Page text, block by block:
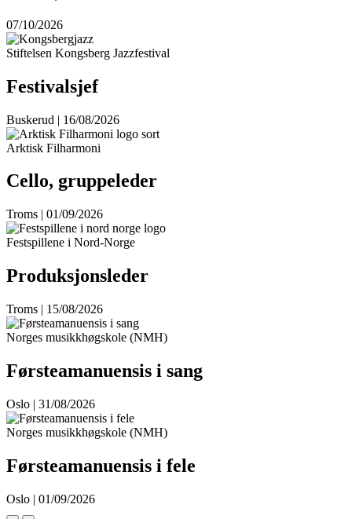
07/10/2026
Stiftelsen Kongsberg Jazzfestival
Festivalsjef
Buskerud | 16/08/2026
Arktisk Filharmoni
Cello, gruppeleder
Troms | 01/09/2026
Festspillene i Nord-Norge
Produksjonsleder
Troms | 15/08/2026
Norges musikkhøgskole (NMH)
Førsteamanuensis i sang
Oslo | 31/08/2026
Norges musikkhøgskole (NMH)
Førsteamanuensis i fele
Oslo | 01/09/2026